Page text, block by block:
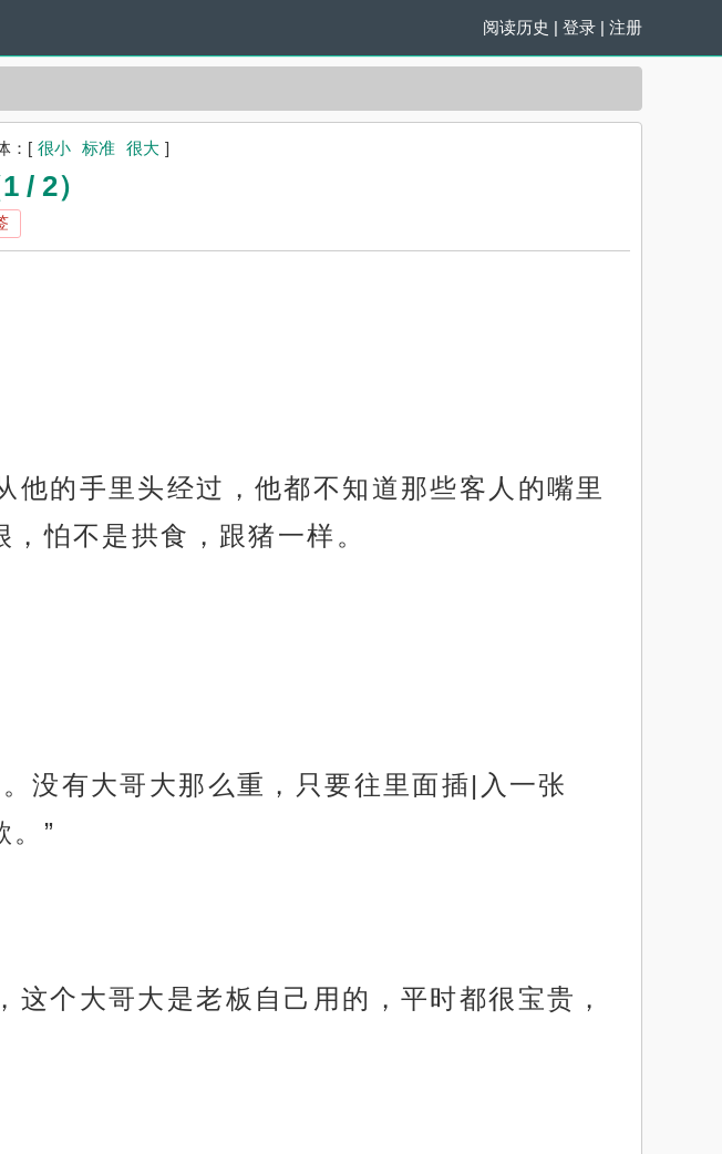
阅读历史 | 登录 | 注册
： [ 很小 标准 很大 ]
/ 2）
的手里头经过，他都不知道那些客人的嘴里
怕不是拱食，跟猪一样。
没有大哥大那么重，只要往里面插|入一张
。”
个大哥大是老板自己用的，平时都很宝贵，